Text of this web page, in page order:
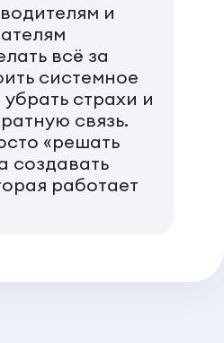
и
всё за
системное
страхи и
связь.
«решать
создавать
работает